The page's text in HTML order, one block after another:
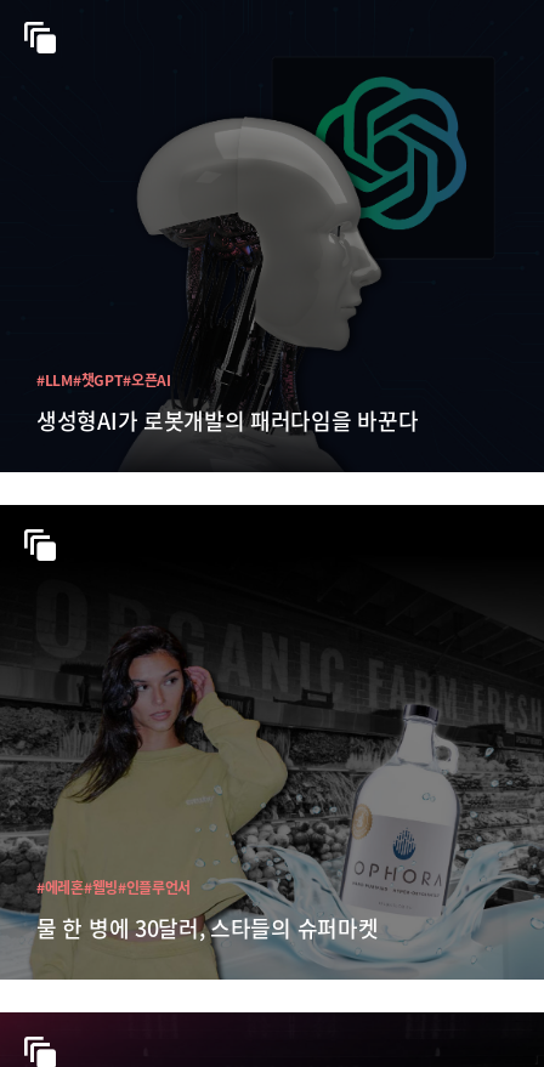
생성형AI가 로봇개발의 패러다임을 바꾼다
#LLM#챗GPT#오픈AI
물 한 병에 30달러, 스타들의 슈퍼마켓
#에레혼#웰빙#인플루언서